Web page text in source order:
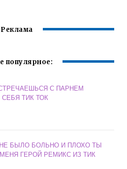
Реклама
популярное:
С ПАРНЕМ
ТИК ТОК
БЫЛО БОЛЬНО И ПЛОХО ТЫ
ГЕРОЙ РЕМИКС ИЗ ТИК